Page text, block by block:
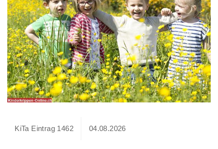
KiTa Eintrag 1462 04.08.2026